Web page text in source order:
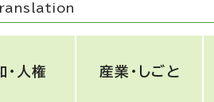
・人権 産業・しごと